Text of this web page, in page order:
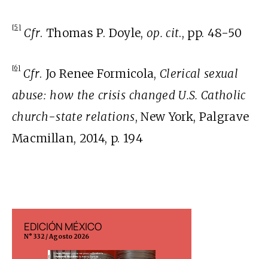
[5] Cfr. Thomas P. Doyle, op. cit., pp. 48-50
[6] Cfr. Jo Renee Formicola, Clerical sexual
abuse: how the crisis changed U.S. Catholic
church-state relations, New York, Palgrave
Macmillan, 2014, p. 194
EDICIÓN MÉXICO
N° 332 / Agosto 2026